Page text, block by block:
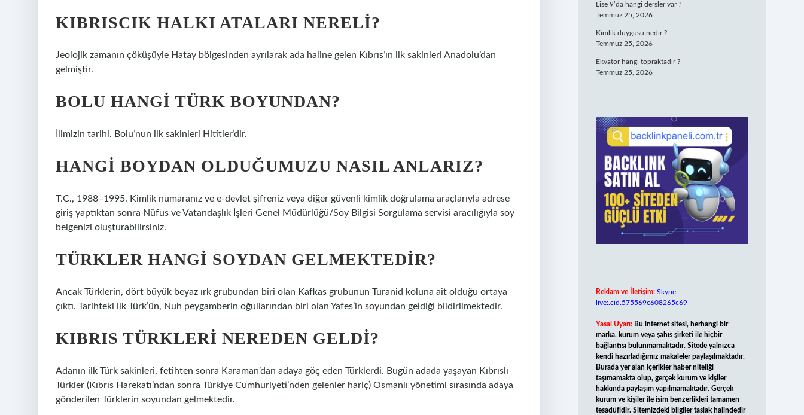
KIBRISCIK HALKI ATALARI NERELI?
Jeolojik zamanın çöküşüyle ​​Hatay bölgesinden ayrılarak ada haline gelen Kıbrıs’ın ilk sakinleri Anadolu’dan
gelmiştir.
BOLU HANGI TÜRK BOYUNDAN?
İlimizin tarihi. Bolu’nun ilk sakinleri Hititler’dir.
HANGI BOYDAN OLDUĞUMUZU NASIL ANLARIZ?
T.C., 1988–1995. Kimlik numaranız ve e-devlet şifreniz veya diğer güvenli kimlik doğrulama araçlarıyla adrese
giriş yaptıktan sonra Nüfus ve Vatandaşlık İşleri Genel Müdürlüğü/Soy Bilgisi Sorgulama servisi aracılığıyla soy
belgenizi oluşturabilirsiniz.
TÜRKLER HANGI SOYDAN GELMEKTEDIR?
Ancak Türklerin, dört büyük beyaz ırk grubundan biri olan Kafkas grubunun Turanid koluna ait olduğu ortaya
çıktı. Tarihteki ilk Türk’ün, Nuh peygamberin oğullarından biri olan Yafes’in soyundan geldiği bildirilmektedir.
KIBRIS TÜRKLERI NEREDEN GELDI?
Adanın ilk Türk sakinleri, fetihten sonra Karaman’dan adaya göç eden Türklerdi. Bugün adada yaşayan Kıbrıslı
Türkler (Kıbrıs Harekatı’ndan sonra Türkiye Cumhuriyeti’nden gelenler hariç) Osmanlı yönetimi sırasında adaya
gönderilen Türklerin soyundan gelmektedir.
Lise 9’da hangi dersler var ?
Temmuz 25, 2026
Kimlik duygusu nedir ?
Temmuz 25, 2026
Ekvator hangi topraktadir ?
Temmuz 25, 2026
Reklam ve İletişim: Skype:
live:.cid.575569c608265c69
Yasal Uyarı: Bu internet sitesi, herhangi bir
marka, kurum veya şahıs şirketi ile hiçbir
bağlantısı bulunmamaktadır. Sitede yalnızca
kendi hazırladığımız makaleler paylaşılmaktadır.
Burada yer alan içerikler haber niteliği
taşımamakta olup, gerçek kurum ve kişiler
hakkında paylaşım yapılmamaktadır. Gerçek
kurum ve kişiler ile isim benzerlikleri tamamen
tesadüfidir. Sitemizdeki bilgiler taslak halindedir